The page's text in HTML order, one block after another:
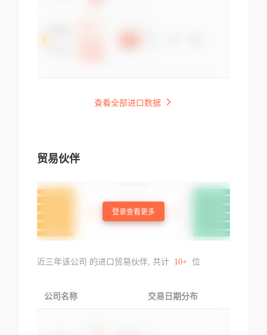
查看全部进口数据
贸易伙伴
登录查看更多
近三年该公司 的进口贸易伙伴, 共计 10+ 位
公司名称 交易日期分布